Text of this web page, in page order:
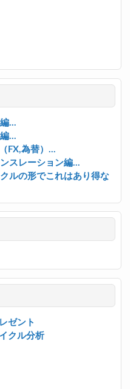
...
...
FX,為替）...
スレーション編...
の形でこれはあり得な
ゼント
クル分析